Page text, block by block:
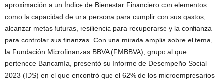
aproximación a un Índice de Bienestar Financiero con elementos
como la capacidad de una persona para cumplir con sus gastos,
alcanzar metas futuras, resiliencia para recuperarse y la confianza
para controlar sus finanzas. Con una mirada amplia sobre el tema,
la Fundación Microfinanzas BBVA (FMBBVA), grupo al que
pertenece Bancamía, presentó su Informe de Desempeño Social
2023 (IDS) en el que encontró que el 62% de los microempresarios